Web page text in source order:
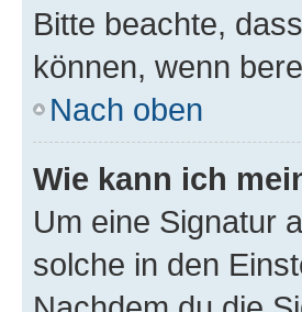
Bitte beachte,
können, wenn
Nach oben
Wie kann ich
Um eine Signatur
solche in den